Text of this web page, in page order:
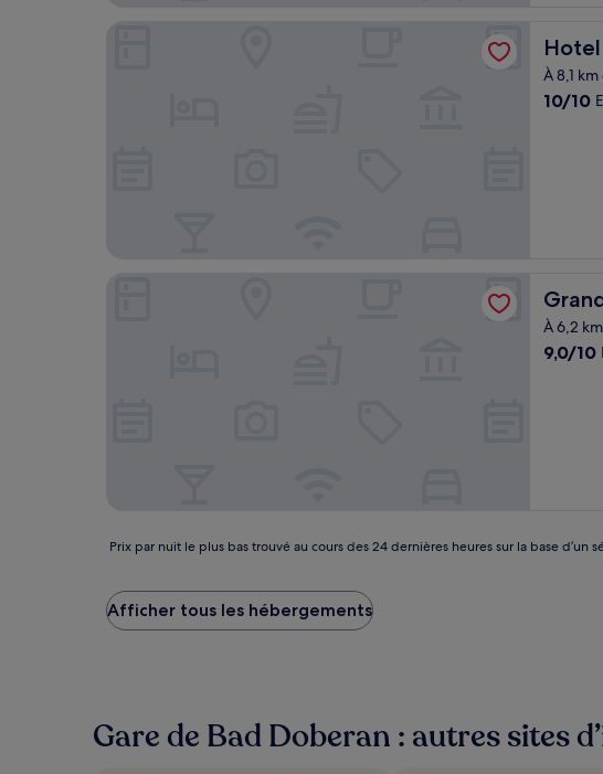
Hotel
À 8,1
10.0
10/10
Grand
À 6,2
9.0
9,0/10
Prix
nuit
le
plus
des
24 dernières
Prix par nuit le plus bas trouvé au cours des 24 dernières heures sur la base
Afficher tous les hébergements
Gare de Bad Doberan : autres sites